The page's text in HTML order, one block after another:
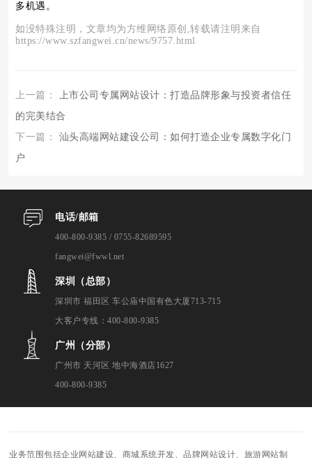
多机遇。
如没特殊注明，文章均为方维网络原创,转载请注明来自
https://www.szfangwei.cn/news/9757.html
上一篇： 上市公司专属网站设计：打造品牌形象与投资者信任
的完美结合
下一篇： 汕头高端网站建设公司：如何打造企业专属数字化门
户
电话/邮箱
400-800-9385 / 0755-82689595
fangwei@fwwl.net
深圳（总部）
深圳市 福田区 车公庙中国有色大厦713-715
大客户专线：400-800-9385
广州（分部）
广州市 天河区 地中海酒店1627
400-800-9385
业务范围包括企业网站建设、商城系统开发、品牌网站设计、旅游网站制